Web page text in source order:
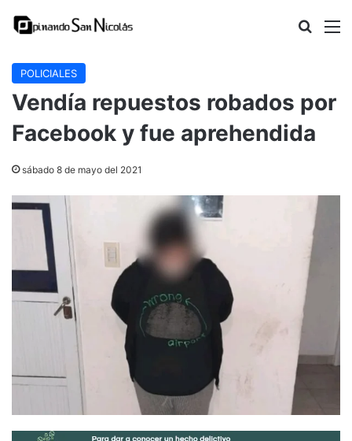
Buscar
POLICIALES
Vendía repuestos robados por
Facebook y fue aprehendida
sábado 8 de mayo del 2021